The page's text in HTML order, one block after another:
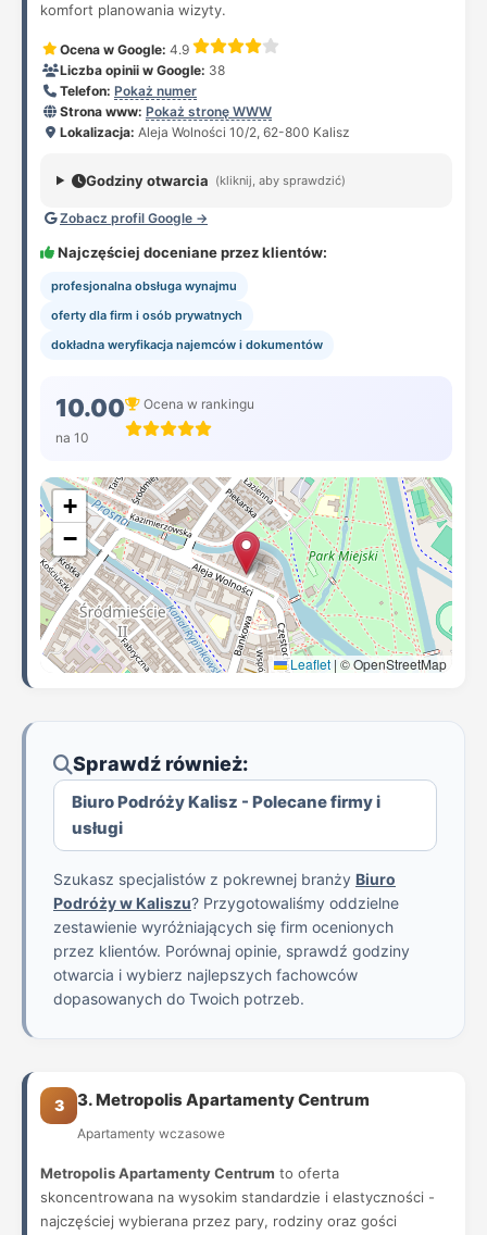
komfort planowania wizyty.
Ocena w Google: 4.9
Liczba opinii w Google: 38
Telefon: Pokaż numer
Strona www: Pokaż stronę WWW
Lokalizacja: Aleja Wolności 10/2, 62-800 Kalisz
Godziny otwarcia (kliknij, aby sprawdzić)
Zobacz profil Google →
Najczęściej doceniane przez klientów:
profesjonalna obsługa wynajmu
oferty dla firm i osób prywatnych
dokładna weryfikacja najemców i dokumentów
10.00
na 10
Ocena w rankingu
+
−
Leaflet | © OpenStreetMap
Sprawdź również:
Biuro Podróży Kalisz - Polecane firmy i
usługi
Szukasz specjalistów z pokrewnej branży Biuro
Podróży w Kaliszu? Przygotowaliśmy oddzielne
zestawienie wyróżniających się firm ocenionych
przez klientów. Porównaj opinie, sprawdź godziny
otwarcia i wybierz najlepszych fachowców
dopasowanych do Twoich potrzeb.
3 3. Metropolis Apartamenty Centrum
Apartamenty wczasowe
Metropolis Apartamenty Centrum to oferta
skoncentrowana na wysokim standardzie i elastyczności -
najczęściej wybierana przez pary, rodziny oraz gości